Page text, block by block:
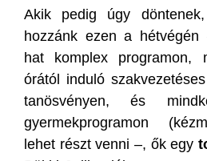
Akik pedig úgy
hozzánk ezen a hétvégén
hat komplex programon,
órától induló
tanösvényen, és
gyermekprogramon
lehet részt venni –, ők egy